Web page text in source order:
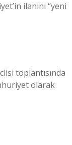
ilanını “yeni
toplantısında
olarak